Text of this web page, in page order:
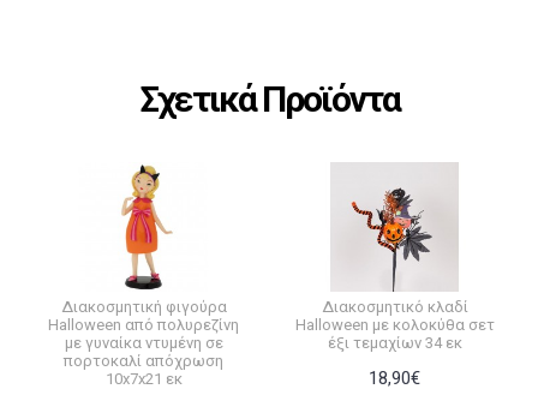
Σχετικά Προϊόντα
Διακοσμητική φιγούρα
Halloween από πολυρεζίνη
με γυναίκα ντυμένη σε
πορτοκαλί απόχρωση
10x7x21 εκ
Διακοσμητικό κλαδί
Halloween με κολοκύθα σετ
έξι τεμαχίων 34 εκ
18,90€